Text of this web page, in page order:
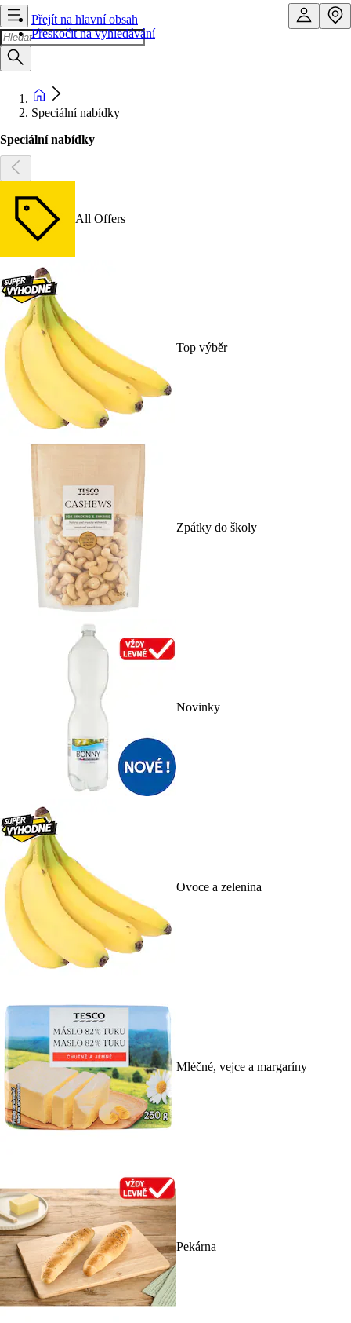
Přejít na hlavní obsah
Přeskočit na vyhledávání
Speciální nabídky
Speciální nabídky
All Offers
Top výběr
Zpátky do školy
Novinky
Ovoce a zelenina
Mléčné, vejce a margaríny
Pekárna